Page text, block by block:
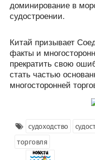
доминирование в
судостроении.
Китай призывает
факты и
прекратить свою
стать частью
многосторонней
судоходство
торговля